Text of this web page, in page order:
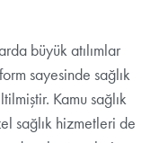
büyük atılımlar
sayesinde sağlık
Kamu sağlık
sağlık hizmetleri de